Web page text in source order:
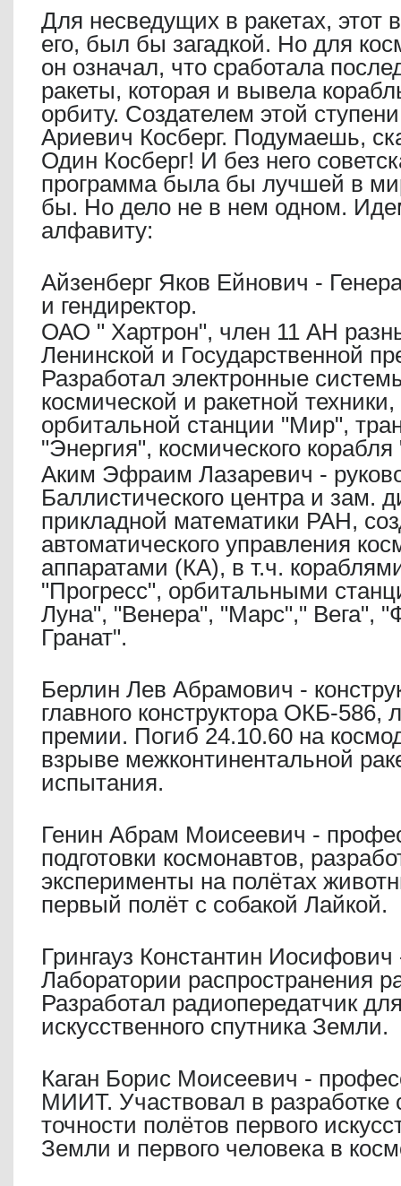
Для несведущих в ракетах, этот
его, был бы загадкой. Но для
он означал, что сработала
ракеты, которая и вывела
орбиту. Создателем этой
Ариевич Косберг. Подумаешь,
Один Косберг! И без него
программа была бы лучшей в
бы. Но дело не в нем одном.
алфавиту:
Айзенберг Яков Ейнович -
и гендиректор.
ОАО " Хартрон", член 11 АН
Ленинской и Государственной
Разработал электронные
космической и ракетной
орбитальной станции "Мир",
"Энергия", космического
Аким Эфраим Лазаревич -
Баллистического центра и зам.
прикладной математики РАН,
автоматического управления
аппаратами (КА), в т.ч.
"Прогресс", орбитальными
Луна", "Венера", "Марс"," Вега",
Гранат".
Берлин Лев Абрамович -
главного конструктора ОКБ-586,
премии. Погиб 24.10.60 на
взрыве межконтинентальной
испытания.
Генин Абрам Моисеевич -
подготовки космонавтов,
эксперименты на полётах
первый полёт с собакой Лайкой.
Грингауз Константин Иосифович
Лаборатории распространения
Разработал радиопередатчик
искусственного спутника Земли.
Каган Борис Моисеевич -
МИИТ. Участвовал в разработке
точности полётов первого
Земли и первого человека в